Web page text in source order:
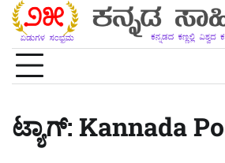
Skip
content
ಟ್ಯಾಗ್: Kannada